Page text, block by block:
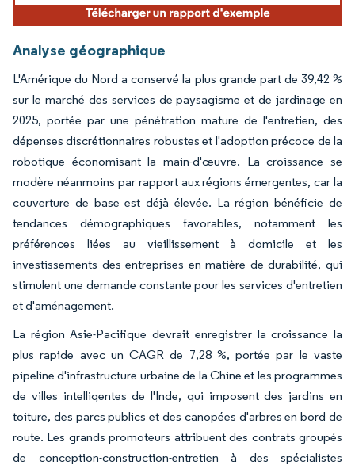
Analyse géographique
L'Amérique du Nord a conservé la plus grande part de 39,42 %
sur le marché des services de paysagisme et de jardinage en
2025, portée par une pénétration mature de l'entretien, des
dépenses discrétionnaires robustes et l'adoption précoce de la
robotique économisant la main-d'œuvre. La croissance se
modère néanmoins par rapport aux régions émergentes, car la
couverture de base est déjà élevée. La région bénéficie de
tendances démographiques favorables, notamment les
préférences liées au vieillissement à domicile et les
investissements des entreprises en matière de durabilité, qui
stimulent une demande constante pour les services d'entretien
et d'aménagement.
La région Asie-Pacifique devrait enregistrer la croissance la
plus rapide avec un CAGR de 7,28 %, portée par le vaste
pipeline d'infrastructure urbaine de la Chine et les programmes
de villes intelligentes de l'Inde, qui imposent des jardins en
toiture, des parcs publics et des canopées d'arbres en bord de
route. Les grands promoteurs attribuent des contrats groupés
de conception-construction-entretien à des spécialistes